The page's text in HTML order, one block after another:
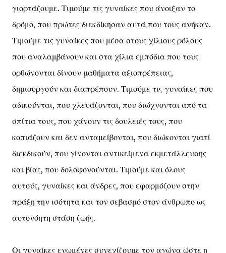
γιορτάζουμε. Τιμούμε τις γυναίκες που άνοιξαν το
δρόμο, που πρώτες διεκδίκησαν αυτά που τους ανήκαν.
Τιμούμε τις γυναίκες που μέσα στους χίλιους ρόλους
που αναλαμβάνουν και στα χίλια εμπόδια που τους
ορθώνονται δίνουν μαθήματα αξιοπρέπειας,
δημιουργούν και διαπρέπουν. Τιμούμε τις γυναίκες που
αδικούνται, που χλευάζονται, που διώχνονται από τα
σπίτια τους, που χάνουν τις δουλειές τους, που
κοπιάζουν και δεν ανταμείβονται, που διώκονται γιατί
διεκδικούν, που γίνονται αντικείμενα εκμετάλλευσης
και βίας, που δολοφονούνται. Τιμούμε και όλους
αυτούς, γυναίκες και άνδρες, που εφαρμόζουν στην
πράξη την ισότητα και τον σεβασμό στον άνθρωπο ως
αυτονόητη στάση ζωής.
Οι γυναίκες ενωμένες συνεχίζουμε τον αγώνα ώστε η